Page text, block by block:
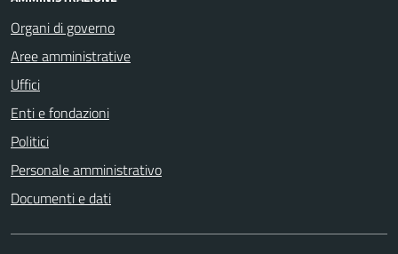
Organi di governo
Aree amministrative
Uffici
Enti e fondazioni
Politici
Personale amministrativo
Documenti e dati